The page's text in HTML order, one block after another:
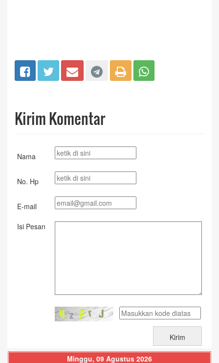
Kirim Komentar
Nama
No. Hp
E-mail
Isi Pesan
Minggu, 09 Agustus 2026